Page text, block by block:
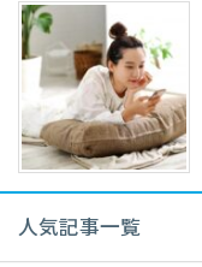
人気記事一覧